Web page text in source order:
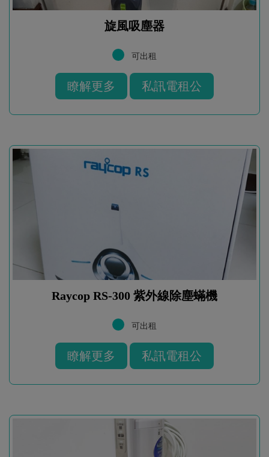
旋風吸塵器
可出租
瞭解更多 私訊電租公
Raycop RS-300 紫外線除塵蟎機
可出租
瞭解更多 私訊電租公